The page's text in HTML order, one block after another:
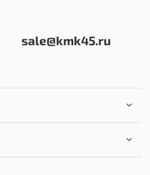
sale@kmk45.ru